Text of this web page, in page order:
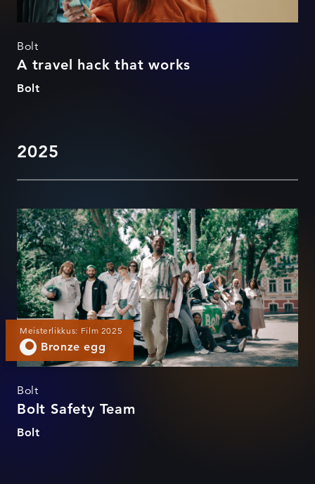
Bolt
A travel hack that works
Bolt
2025
Bolt Safety Team
Meisterlikkus: Film 2025
Bronze egg
Bolt
Bolt Safety Team
Bolt